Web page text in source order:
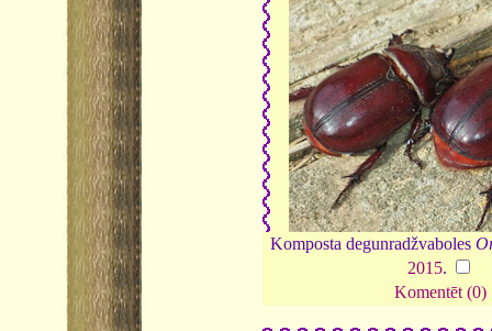
Komposta degunradžvaboles
2015.
Komentēt (0)